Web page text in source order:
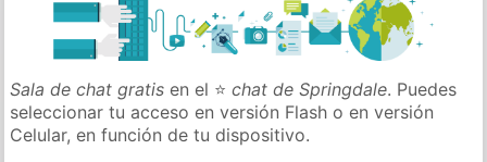
Sala de chat gratis en el ⭐chat de Springdale. Puedes
seleccionar tu acceso en versión Flash o en versión
Celular, en función de tu dispositivo.